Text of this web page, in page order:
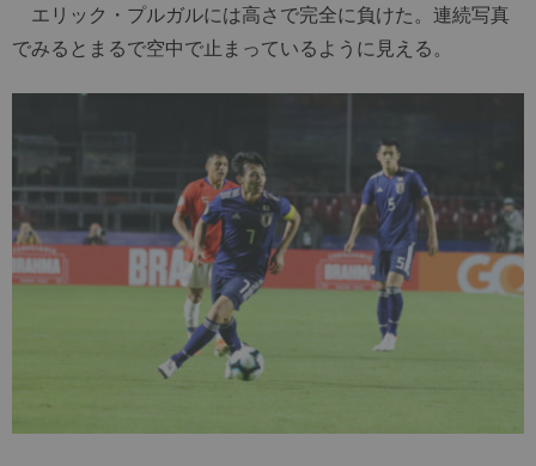
エリック・プルガルには高さで完全に負けた。連続写真
でみるとまるで空中で止まっているように見える。